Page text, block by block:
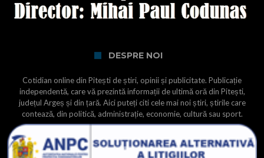
DESPRE NOI
Cotidian online din Pitești de știri, opinii și publicitate. Publicație
independentă, care vă prezintă informații de ultimă oră din Pitești,
județul Argeș și din țară. Aici puteți citi cele mai noi știri, știrile care
contează, din politică, administrație, economie, cultură sau sport.